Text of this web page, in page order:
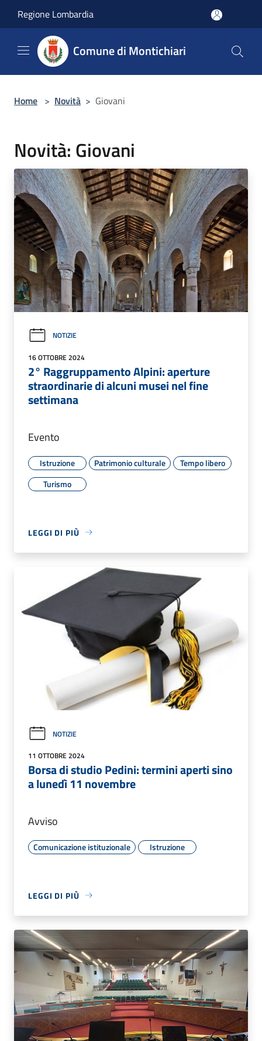
Regione Lombardia
Comune di Montichiari
Home > Novità > Giovani
Novità: Giovani
NOTIZIE
16 OTTOBRE 2024
2° Raggruppamento Alpini: aperture
straordinarie di alcuni musei nel fine
settimana
Evento
Istruzione Patrimonio culturale
Tempo libero
Turismo
LEGGI DI PIÙ
NOTIZIE
11 OTTOBRE 2024
Borsa di studio Pedini: termini aperti sino
a lunedì 11 novembre
Avviso
Comunicazione istituzionale Istruzione
LEGGI DI PIÙ